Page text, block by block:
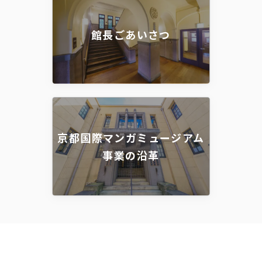
館長ごあいさつ
京都国際マンガミュージアム
事業の沿革